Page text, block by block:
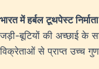
भारत में हर्बल टूथपेस्ट निर्माता
जड़ी-बूटियों की अच्छाई के
विक्रेताओं से प्राप्त उच्च